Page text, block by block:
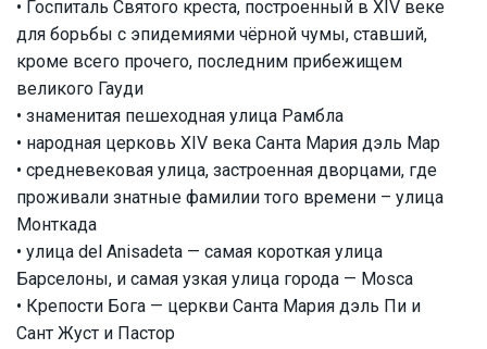
• Госпиталь Святого креста, построенный в XIV веке
для борьбы с эпидемиями чёрной чумы, ставший,
кроме всего прочего, последним прибежищем
великого Гауди
• знаменитая пешеходная улица Рамбла
• народная церковь XIV века Санта Мария дэль Мар
• средневековая улица, застроенная дворцами, где
проживали знатные фамилии того времени – улица
Монткада
• улица del Anisadeta — самая короткая улица
Барселоны, и самая узкая улица города — Mosca
• Крепости Бога — церкви Санта Мария дэль Пи и
Сант Жуст и Пастор